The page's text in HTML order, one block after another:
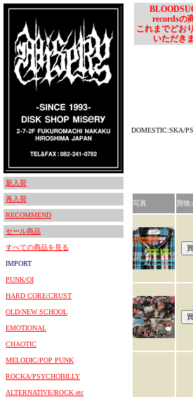
新入荷
再入荷
RECOMMEND
セール商品
すべての商品を見る
IMPORT
PUNK/OI
HARD CORE/CRUST
OLD/NEW SCHOOL
EMOTIONAL
CHAOTIC
MELODIC/POP PUNK
ROCKA/PSYCHOBILLY
ALTERNATIVE/ROCK etc
recordsの
これまでどお
いただき
DOMESTIC:SKA/
写真 買物